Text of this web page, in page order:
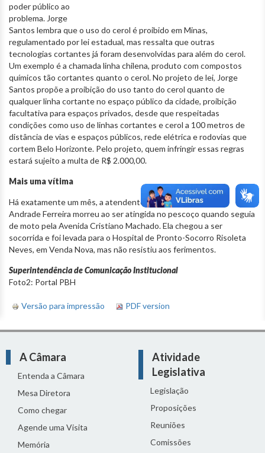
poder público ao
problema. Jorge
Santos lembra que o uso do cerol é proibido em Minas,
regulamentado por lei estadual, mas ressalta que outras
tecnologias cortantes já foram desenvolvidas para além do cerol.
Um exemplo é a chamada linha chilena, produto com compostos
químicos tão cortantes quanto o cerol. No projeto de lei, Jorge
Santos propõe a proibição do uso tanto do cerol quanto de
qualquer linha cortante no espaço público da cidade, proibição
facultativa para espaços privados, desde que respeitadas
condições como uso de linhas cortantes e cerol a 100 metros de
distância de vias e espaços públicos, rede elétrica e rodovias que
cortem Belo Horizonte. Pelo projeto, quem infringir essas regras
estará sujeito a multa de R$ 2.000,00.
Mais uma vítima
Há exatamente um mês, a atendente Sheila Daniele Santos
Andrade Ferreira morreu ao ser atingida no pescoço quando seguia
de moto pela Avenida Cristiano Machado. Ela chegou a ser
socorrida e foi levada para o Hospital de Pronto-Socorro Risoleta
Neves, em Venda Nova, mas não resistiu aos ferimentos.
Superintendência de Comunicação Institucional
Foto2: Portal PBH
Versão para impressão PDF version
A Câmara
Entenda a Câmara
Mesa Diretora
Como chegar
Agende uma Visita
Memória
Atividade
Legislativa
Legislação
Proposições
Reuniões
Comissões